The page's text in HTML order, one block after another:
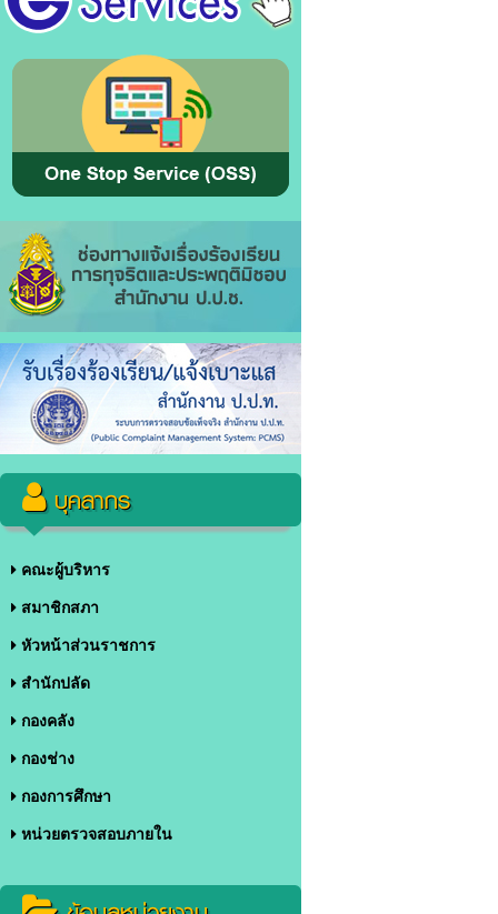
บุคลากร
คณะผู้บริหาร
สมาชิกสภา
หัวหน้าส่วนราชการ
สำนักปลัด
กองคลัง
กองช่าง
กองการศึกษา
หน่วยตรวจสอบภายใน